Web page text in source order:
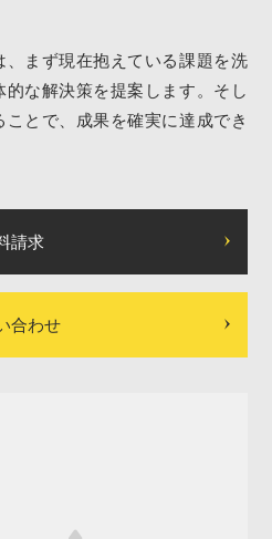
、まず現在抱えている課題を洗
な解決策を提案します。そし
とで、成果を確実に達成でき
請求
合わせ